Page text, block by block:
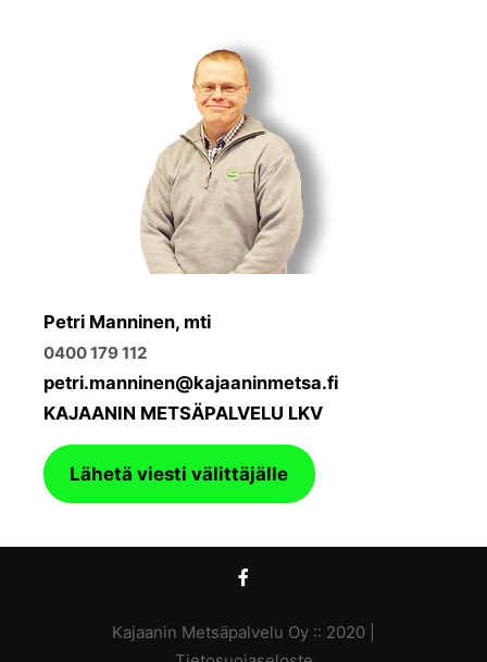
Petri Manninen, mti
0400 179 112
petri.manninen@kajaaninmetsa.fi
KAJAANIN METSÄPALVELU LKV
Lähetä viesti välittäjälle
Kajaanin Metsäpalvelu Oy :: 2020 |